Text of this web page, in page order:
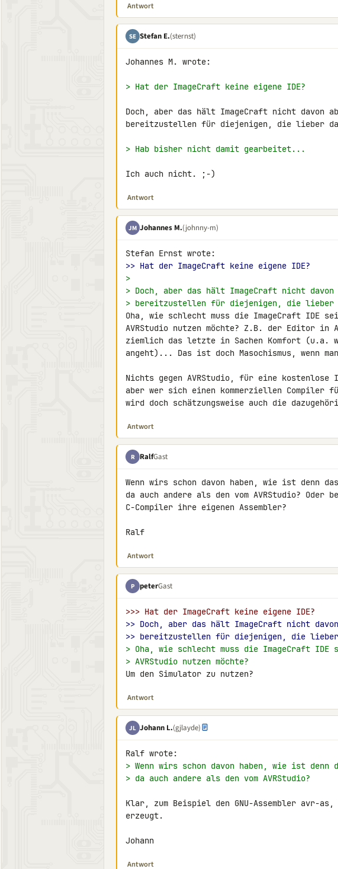
Antwort
SE Stefan E.(sternst)
Johannes M. wrote:
> Hat der ImageCraft keine eigene IDE?
Doch, aber das hält ImageCraft nicht davon
bereitzustellen für diejenigen, die lieber
> Hab bisher nicht damit gearbeitet...
Ich auch nicht. ;-)
Antwort
JM Johannes M.(johnny-m)
>> Hat der ImageCraft keine eigene IDE?
>
> Doch, aber das hält ImageCraft nicht
> bereitzustellen für diejenigen, die lieber
Oha, wie schlecht muss die ImageCraft IDE
AVRStudio nutzen möchte? Z.B. der Editor
ziemlich das letzte in Sachen Komfort (u.a.
angeht)... Das ist doch Masochismus, wenn
Nichts gegen AVRStudio, für eine
aber wer sich einen kommerziellen
wird doch schätzungsweise auch die
Antwort
R RalfGast
Wenn wirs schon davon haben, wie ist denn
da auch andere als den vom AVRStudio? Oder
C-Compiler ihre eigenen Assembler?
Ralf
Antwort
P peterGast
>>> Hat der ImageCraft keine eigene IDE?
>> Doch, aber das hält ImageCraft nicht
>> bereitzustellen für diejenigen, die lieber
> Oha, wie schlecht muss die ImageCraft
> AVRStudio nutzen möchte?
Um den Simulator zu nutzen?
Antwort
JL Johann L.(gjlayde)
> Wenn wirs schon davon haben, wie ist denn
> da auch andere als den vom AVRStudio?
Klar, zum Beispiel den GNU-Assembler avr-
erzeugt.
Johann
Antwort